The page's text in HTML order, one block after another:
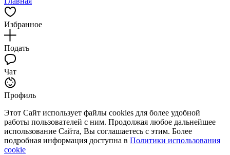
Избранное
Подать
Чат
Профиль
Этот Сайт использует файлы cookies для более удобной
работы пользователей с ним. Продолжая любое дальнейшее
использование Сайта, Вы соглашаетесь с этим. Более
подробная информация доступна в Политики использования
cookie